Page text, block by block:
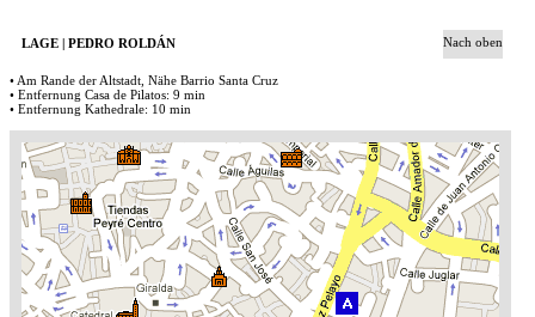
Nach oben
LAGE | PEDRO ROLDÁN
• Am Rande der Altstadt, Nähe Barrio Santa Cruz
• Entfernung Casa de Pilatos: 9 min
• Entfernung Kathedrale: 10 min